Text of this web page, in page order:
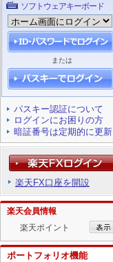
ソフトウェアキーボード
または
パスキー認証について
ログインにお困りの方
暗証番号は定期的に更新
楽天FX口座を開設
楽天会員情報
楽天ポイント
ポートフォリオ機能